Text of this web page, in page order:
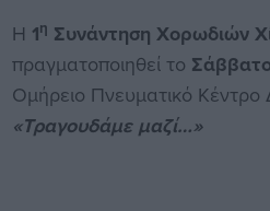
Η 1η Συνάντηση Χορωδιών
πραγματοποιηθεί το
Ομήρειο Πνευματικό Κέντρο
«Τραγουδάμε μαζί…»